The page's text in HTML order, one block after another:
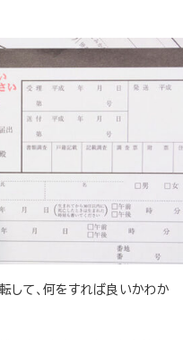
して、何をすれば良いかわか